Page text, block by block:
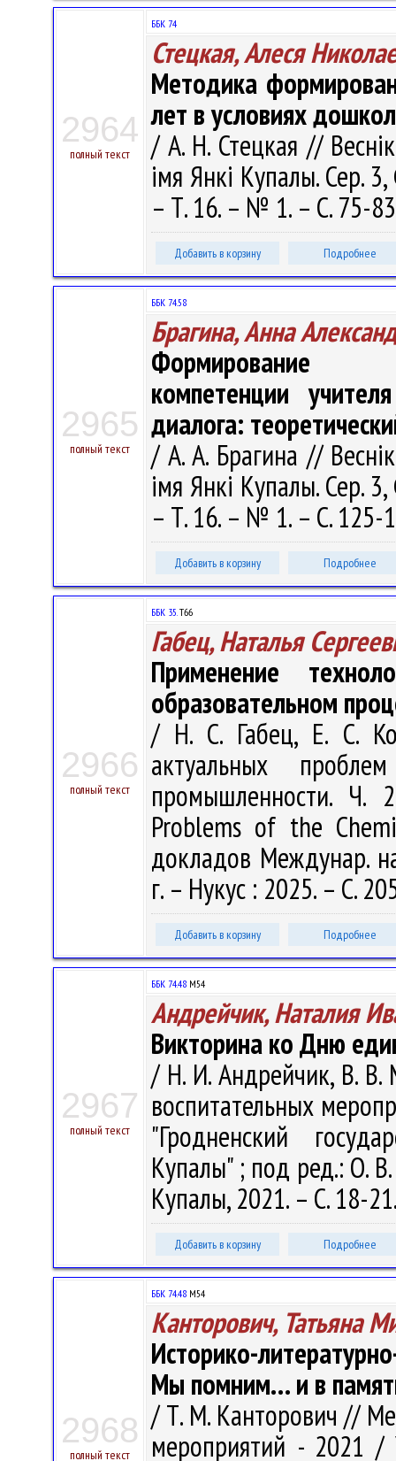
2964
полный текст
ББК 74
Стецкая, Алеся
Методика
лет в условиях
/ А. Н. Стецкая // Веснік
імя Янкі Купалы. Сер. 3,
– Т. 16. – № 1. – С. 75-
Добавить в корзину Подробнее
2965
полный текст
ББК 74.58
Брагина, Анна
Формирование
компетенции
диалога:
/ А. А. Брагина // Веснік
імя Янкі Купалы. Сер. 3,
– Т. 16. – № 1. – С. 125-
Добавить в корзину Подробнее
2966
полный текст
ББК 35.Т66
Габец, Наталья
Применение
образовательном
/ Н. С. Габец, Е. С.
актуальных
промышленности.
Problems of the
докладов Междунар.
г. – Нукус : 2025. – С.
Добавить в корзину Подробнее
2967
полный текст
ББК 74.48 М54
Андрейчик, Наталия
Викторина ко Дню
/ Н. И. Андрейчик, В. В.
воспитательных
"Гродненский
Купалы" ; под ред.: О.
Купалы, 2021. – С. 18-
Добавить в корзину Подробнее
2968
полный текст
ББК 74.48 М54
Канторович, Татьяна
Историко-
Мы помним… и в
/ Т. М. Канторович //
мероприятий - 2021 /